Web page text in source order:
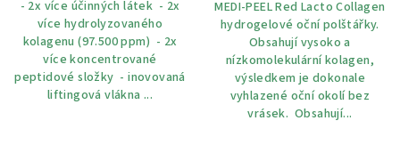
- 2x více účinných látek - 2x
více hydrolyzovaného
kolagenu (97.500 ppm) - 2x
více koncentrované
peptidové složky - inovovaná
liftingová vlákna ...
MEDI-PEEL Red Lacto Collagen
hydrogelové oční polštářky.
Obsahují vysoko a
nízkomolekulární kolagen,
výsledkem je dokonale
vyhlazené oční okolí bez
vrásek. Obsahují...